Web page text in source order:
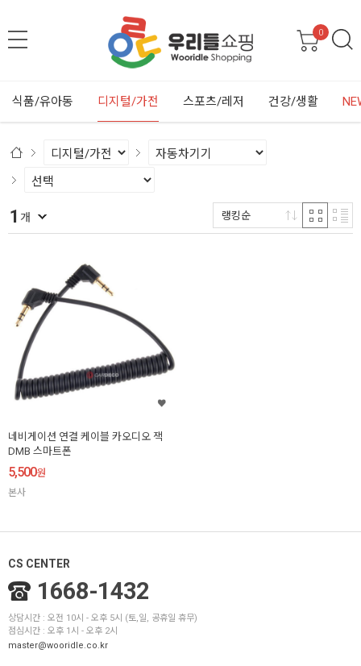
0
식품/유아동 디지털/가전 스포츠/레저 건강/생활
1 개 랭킹순
네비게이션 연결 케이블 카오디오 잭
DMB 스마트폰
5,500원
본사
CS CENTER
1668-1432
상담시간 : 오전 10시 - 오후 5시 (토,일, 공휴일 휴무)
점심시간 : 오후 1시 - 오후 2시
master@wooridle.co.kr